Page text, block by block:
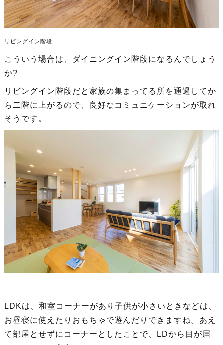
リビングイン階段
こういう場合は、ダイニングイン階段になるんでしょう
か?
リビングイン階段だと家族の集まってる所を通過してか
ら二階に上がるので、良好なコミュニケーションが取れ
そうです。
LDKは、和室コーナーがあり子供が小さいときなどは、
お昼寝に使えたりおもちゃで遊んだりできますね。あえ
て部屋とせずにコーナーとしたことで、LDから目が届